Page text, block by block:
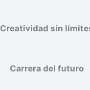
Creatividad sin
Carrera del futuro